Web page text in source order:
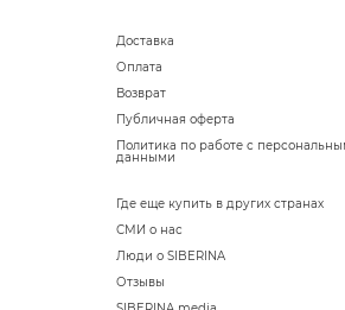
Доставка
Оплата
Возврат
Публичная оферта
Политика по работе с
данными
Где еще купить в других странах
СМИ о нас
Люди о SIBERINA
Отзывы